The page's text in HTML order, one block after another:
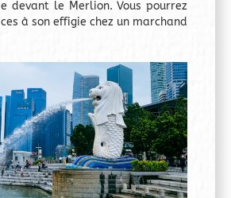
devant le Merlion. Vous pourrez
à son effigie chez un marchand